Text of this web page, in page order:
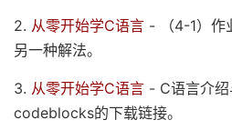
2. 从零开始学C语言 - （4-1）作
另一种解法。
3. 从零开始学C语言 - C语言介
codeblocks的下载链接。